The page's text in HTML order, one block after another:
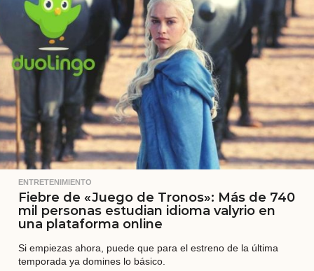
a
t
r
ENTRETENIMIENTO
Fiebre de «Juego de Tronos»: Más de 740
mil personas estudian idioma valyrio en
una plataforma online
Si empiezas ahora, puede que para el estreno de la última
temporada ya domines lo básico.